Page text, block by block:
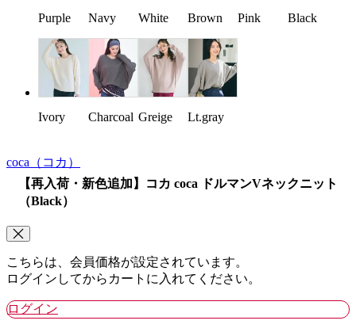
Purple Navy White Brown Pink Black
Ivory Charcoal Greige Lt.gray
coca （コカ）
【再入荷・新色追加】コカ coca ドルマンVネックニット
（Black）
こちらは、会員価格が設定されています。
ログインしてからカートに入れてください。
ログイン